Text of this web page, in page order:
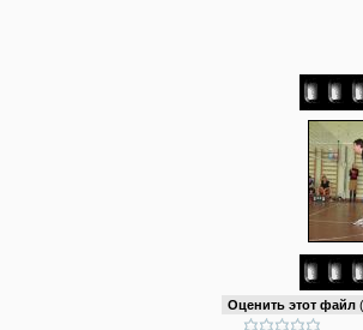
Оценить этот файл